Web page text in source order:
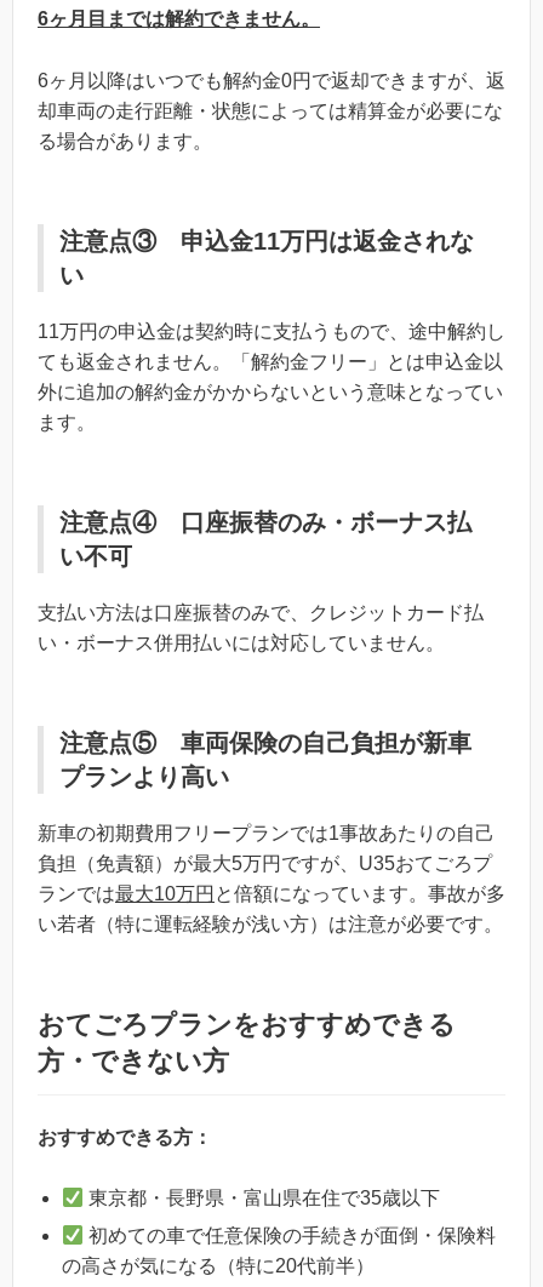
6ヶ月目までは解約できません。
6ヶ月以降はいつでも解約金0円で返却できますが、返
却車両の走行距離・状態によっては精算金が必要にな
る場合があります。
注意点③ 申込金11万円は返金されな
い
11万円の申込金は契約時に支払うもので、途中解約し
ても返金されません。「解約金フリー」とは申込金以
外に追加の解約金がかからないという意味となってい
ます。
注意点④ 口座振替のみ・ボーナス払
い不可
支払い方法は口座振替のみで、クレジットカード払
い・ボーナス併用払いには対応していません。
注意点⑤ 車両保険の自己負担が新車
プランより高い
新車の初期費用フリープランでは1事故あたりの自己
負担（免責額）が最大5万円ですが、U35おてごろプ
ランでは最大10万円 と倍額になっています。事故が多
い若者（特に運転経験が浅い方）は注意が必要です。
おてごろプランをおすすめできる
方・できない方
おすすめできる方：
東京都・長野県・富山県在住で35歳以下
初めての車で任意保険の手続きが面倒・保険料
の高さが気になる（特に20代前半）